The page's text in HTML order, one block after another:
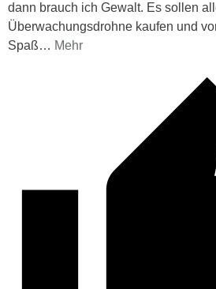
dann brauch ich Gewalt. Es sollen
Überwachungsdrohne kaufen und
Spaß… Mehr